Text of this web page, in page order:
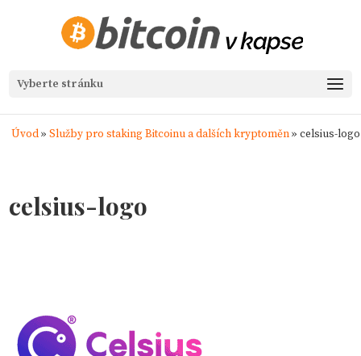
Vyberte stránku
Úvod» Služby pro staking Bitcoinu a dalších kryptoměn» celsius-logo
celsius-logo